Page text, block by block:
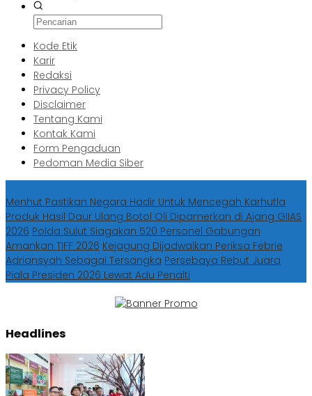
Kode Etik
Karir
Redaksi
Privacy Policy
Disclaimer
Tentang Kami
Kontak Kami
Form Pengaduan
Pedoman Media Siber
Menhut Pastikan Negara Hadir Untuk Mencegah Karhutla
Produk Hasil Daur Ulang Botol Oli Dipamerkan di Ajang GIIAS
2026 Polda Sulut Siagakan 520 Personel Gabungan
Amankan TIFF 2026 Kejagung Dijadwalkan Periksa Febrie
Adriansyah Sebagai Tersangka Persebaya Rebut Juara
Piala Presiden 2026 Lewat Adu Penalti
Headlines